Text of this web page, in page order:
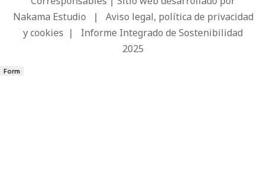
Nakama Estudio | Aviso legal, política de privacidad
y cookies | Informe Integrado de Sostenibilidad
2025
Form